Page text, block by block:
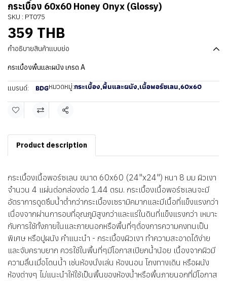
กระเบื้อง 60x60 Honey Onyx (Glossy)
SKU : PT075
359 THB
คำอธิบายสินค้าแบบย่อ
กระเบื้องพื้นและผนัง เกรด A
แบรนด์: BDGหมวดหมู่:กระเบื้อง,พื้นและผนัง,เนื้อพอร์ซเลน,60x60
แชร์
Product description
กระเบื้องเนื้อพอร์ซเลน ขนาด 60x60 (24"x24") หนา 8 มม ผิวเงา
จำนวน 4 แผ่นต่อกล่องต่อ 1.44 ตรม. กระเบื้องเนื้อพอร์ซเลนจะมี
อัตราการดูดซึมน้ำต่ำกว่ากระเบื้องเซรามิคมากและมีเนื้อที่แข็งแรงกว่า
เนื่องจากผ่านการอบที่อุณภูมิสูงกว่าและแร่ในดินที่แข็งแรงกว่า เหมาะ
กับการใช้ทั้งภายในและภายนอกหรือพื้นที่ๆต้่องการความคงทนเป็น
พิเศษ หรือปูผนัง คำแนะนำ - กระเบื้องผิวเงา ทำความสะอาดได้ง่าย
และจับคราบยาก ควรใช้ในพื้นที่ๆมีโอกาสเปียกน้ำน้อย เนื้องจากผิวมี
ความลื่นเมื่อโดนน้ำ เช่นห้องนั่งเล่น ห้องนอน โถงทางเดิน หรือผนัง
ห้องต่างๆ ไม่แนะนำให้ใช้เป็นพื้นของห้องน้ำหรือพื้นภายนอกที่มีโอกาส